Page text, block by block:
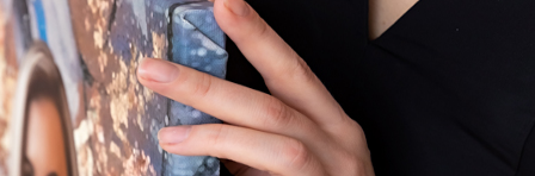
Ваш регион доставки
Выберите из списка: